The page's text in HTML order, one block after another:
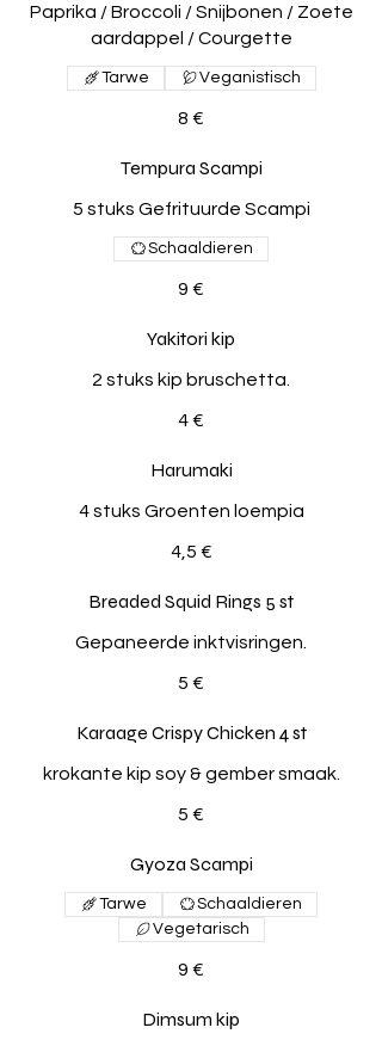
Paprika / Broccoli / Snijbonen / Zoete
aardappel / Courgette
8 €
Tarwe Veganistisch
Tempura Scampi
5 stuks Gefrituurde Scampi
9 €
Schaaldieren
Yakitori kip
2 stuks kip bruschetta.
4 €
Harumaki
4 stuks Groenten loempia
4,5 €
Breaded Squid Rings 5 st
Gepaneerde inktvisringen.
5 €
Karaage Crispy Chicken 4 st
krokante kip soy & gember smaak.
5 €
Gyoza Scampi
9 €
Tarwe
Schaaldieren
Vegetarisch
Dimsum kip